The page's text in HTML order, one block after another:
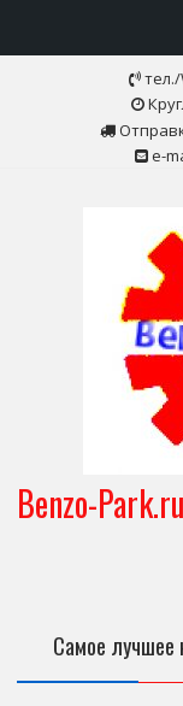
e-
Benzo-
Самое лучшее